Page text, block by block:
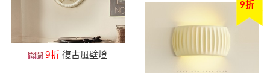
9折 復古風壁燈
9折